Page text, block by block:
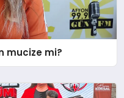
mucize mi?